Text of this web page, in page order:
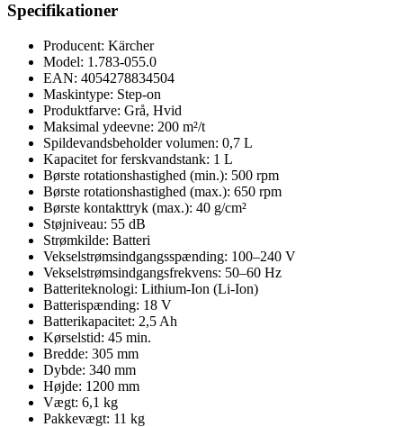
Specifikationer
Producent: Kärcher
Model: 1.783-055.0
EAN: 4054278834504
Maskintype: Step-on
Produktfarve: Grå, Hvid
Maksimal ydeevne: 200 m²/t
Spildevandsbeholder volumen: 0,7 L
Kapacitet for ferskvandstank: 1 L
Børste rotationshastighed (min.): 500 rpm
Børste rotationshastighed (max.): 650 rpm
Børste kontakttryk (max.): 40 g/cm²
Støjniveau: 55 dB
Strømkilde: Batteri
Vekselstrømsindgangsspænding: 100–240 V
Vekselstrømsindgangsfrekvens: 50–60 Hz
Batteriteknologi: Lithium-Ion (Li-Ion)
Batterispænding: 18 V
Batterikapacitet: 2,5 Ah
Kørselstid: 45 min.
Bredde: 305 mm
Dybde: 340 mm
Højde: 1200 mm
Vægt: 6,1 kg
Pakkevægt: 11 kg